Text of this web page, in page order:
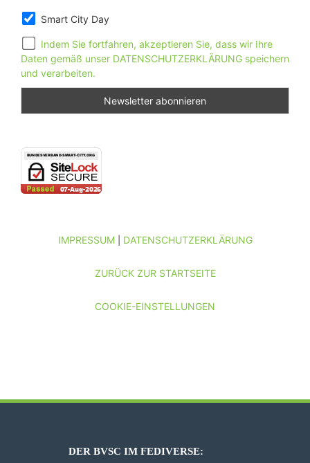
Smart City Day
Indem Sie fortfahren, akzeptieren Sie, dass wir Ihre
Daten gemäß unser DATENSCHUTZERKLÄRUNG speichern
und verarbeiten.
IMPRESSUM| DATENSCHUTZERKLÄRUNG
ZURÜCK ZUR STARTSEITE
COOKIE-EINSTELLUNGEN
DER BVSC IM FEDIVERSE: